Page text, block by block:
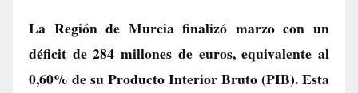
La Región de Murcia finalizó marzo con un
déficit de 284 millones de euros, equivalente al
0,60% de su Producto Interior Bruto (PIB). Esta